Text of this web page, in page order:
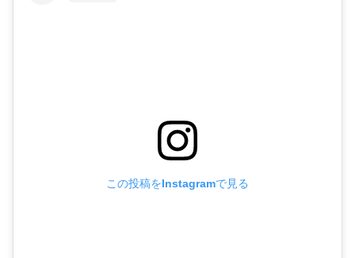
この投稿をInstagramで見る